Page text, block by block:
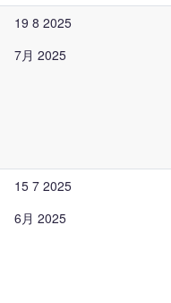
19 8 2025
7月 2025
15 7 2025
6月 2025